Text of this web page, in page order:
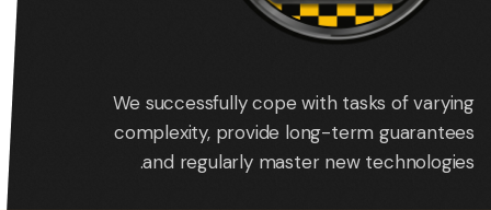
We successfully cope with tasks of varying
complexity, provide long-term guarantees
and regularly master new technologies.